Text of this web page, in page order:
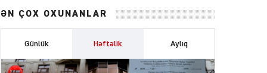
ƏN ÇOX OXUNANLAR
Günlük Həftəlik Aylıq